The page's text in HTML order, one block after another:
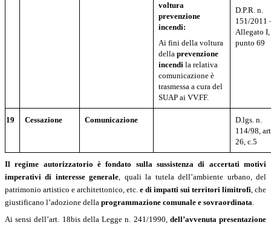
voltura
prevenzione
incendi:
Ai fini della voltura
dellaprevenzione
incendi la relativa
comunicazione è
trasmessa a cura del
SUAP ai VV.FF.
D.P.R. n.
151/2011
Allegato I,
punto 69
19 Cessazione Comunicazione
D.lgs. n.
114/98,
26, c.5
Il regime autorizzatorio è fondato sulla sussistenza di accertati motivi
imperativi di interesse generale, quali la tutela dell’ambiente urbano, del
patrimonio artistico e architettonico, etc. e di impatti sui territori limitrofi, che
giustificano l’adozione della programmazione comunale e sovraordinata.
Ai sensi dell’art. 18bis della Legge n. 241/1990, dell’avvenuta presentazione